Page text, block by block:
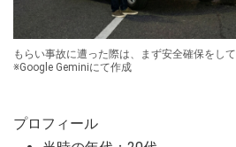
もらい事故に遭った際は、まず安全確保をし
※Google Geminiにて作成
プロフィール